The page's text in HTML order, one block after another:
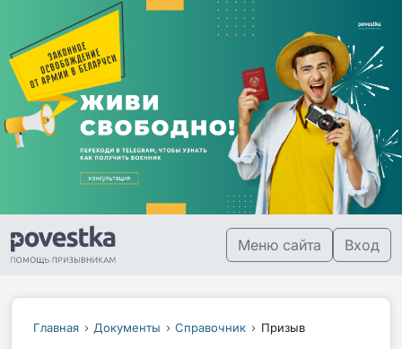
Меню сайта Вход
Главная Документы Справочник Призыв